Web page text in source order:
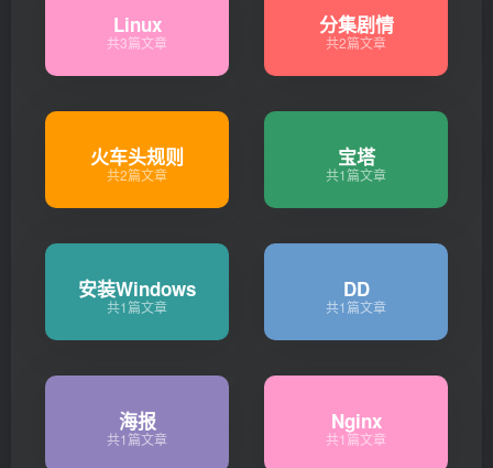
Linux
共3篇文章
分集剧情
共2篇文章
火车头规则
共2篇文章
宝塔
共1篇文章
安装Windows
共1篇文章
DD
共1篇文章
海报
共1篇文章
Nginx
共1篇文章